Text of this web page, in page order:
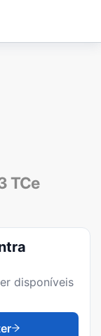
TCe
disponíveis